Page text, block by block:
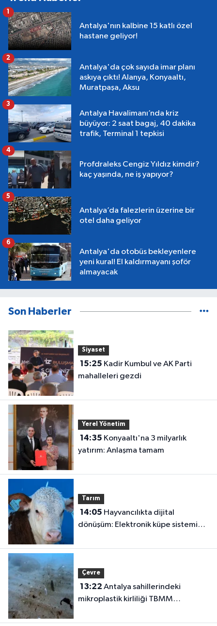
Antalya'nın kalbine 15 katlı özel
hastane geliyor!
Antalya'da çok sayıda imar planı
askıya çıktı! Alanya, Konyaaltı,
Muratpaşa, Aksu
2
Antalya Havalimanı’nda kriz
büyüyor: 2 saat bagaj, 40 dakika
trafik, Terminal 1 tepkisi
3
Profdraleks Cengiz Yıldız kimdir?
kaç yaşında, ne iş yapıyor?
4
Antalya’da falezlerin üzerine bir
otel daha geliyor
5
Antalya'da otobüs bekleyenlere
yeni kural! El kaldırmayanı şoför
almayacak
6
Son Haberler
Siyaset
15:25
mahalleleri gezdi
Yerel Yönetim
14:35
yatırım: Anlaşma tamam
Tarım
14:05
dönüşüm: Elektronik küpe sistemi
Çevre
13:22
mikroplastik kirliliği TBMM